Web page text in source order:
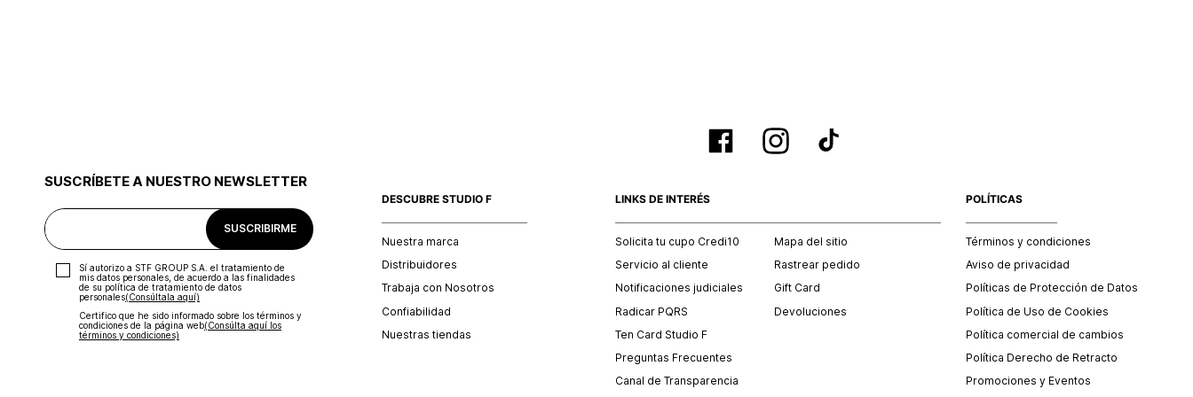
SUSCRÍBETE A NUESTRO NEWSLETTER
SUSCRIBIRME
Sí autorizo a STF GROUP S.A. el tratamiento de
mis datos personales, de acuerdo a las finalidades
de su política de tratamiento de datos
personales‎(Consúltala aquí)
Certifico que he sido informado sobre los términos y
condiciones de la página web‎(Consúlta aquí los
términos y condiciones)
DESCUBRE STUDIO F
Nuestra marca
Distribuidores
Trabaja con Nosotros
Confiabilidad
Nuestras tiendas
LINKS DE INTERÉS
Solicita tu cupo Credi10
Servicio al cliente
Notificaciones judiciales
Radicar PQRS
Ten Card Studio F
Preguntas Frecuentes
Canal de Transparencia
Mapa del sitio
Rastrear pedido
Gift Card
Devoluciones
POLÍTICAS
Términos y condiciones
Aviso de privacidad
Políticas de Protección de Datos
Política de Uso de Cookies
Política comercial de cambios
Política Derecho de Retracto
Promociones y Eventos